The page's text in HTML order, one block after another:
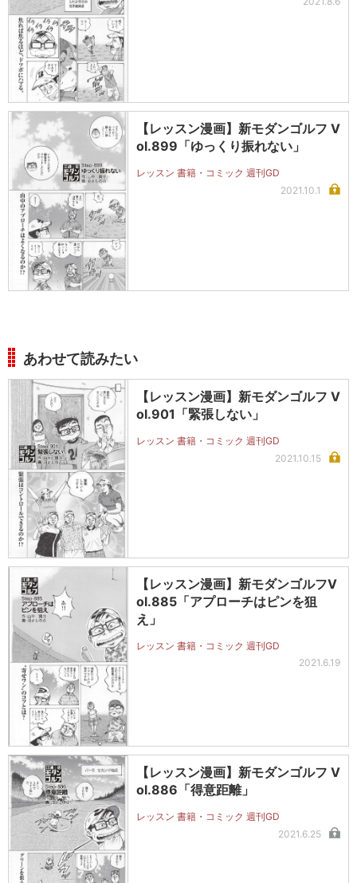
【レッスン漫画】新モダンゴルフ V
ol.899「ゆっくり振れない」
レッスン 書籍・コミック 週刊GD
2021.10.1
あわせて読みたい
【レッスン漫画】新モダンゴルフ V
ol.901「緊張しない」
レッスン 書籍・コミック 週刊GD
2021.10.15
【レッスン漫画】新モダンゴルフV
ol.885「アプローチはピンを狙
え」
レッスン 書籍・コミック 週刊GD
2021.6.19
【レッスン漫画】新モダンゴルフ V
ol.886「得意距離」
レッスン 書籍・コミック 週刊GD
2021.6.25